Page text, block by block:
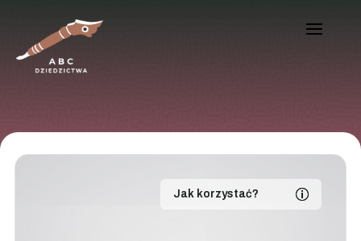
Jak korzystać?